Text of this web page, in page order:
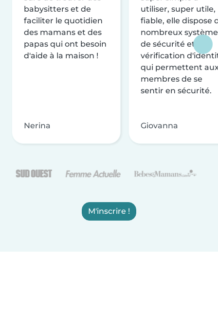
babysitters et de
faciliter le quotidien
des mamans et des
papas qui ont besoin
d'aide à la maison !
Nerina
utiliser, super utile,
fiable, elle dispose
nombreux
de sécurité et de
vérification
qui permettent
membres de se
sentir en sécurité.
Giovanna
M'inscrire !